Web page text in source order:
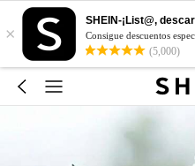
×
SHEIN-¡List@,
Consigue descuentos
(5,000)